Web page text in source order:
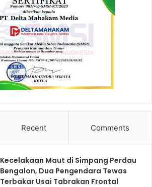
Recent Comments
Kecelakaan Maut di Simpang Perdau
Bengalon, Dua Pengendara Tewas
Terbakar Usai Tabrakan Frontal